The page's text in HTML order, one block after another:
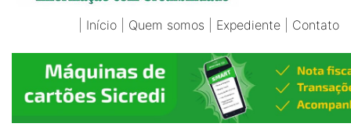
Início Quem somos Expediente Contato